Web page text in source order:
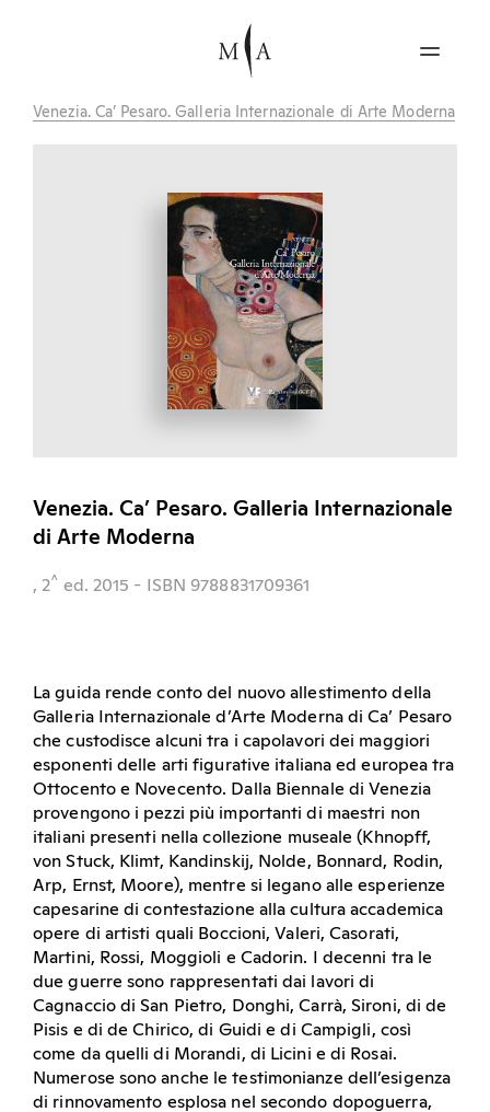
Venezia. Ca’ Pesaro. Galleria Internazionale di Arte Moderna
Venezia. Ca’ Pesaro. Galleria Internazionale
di Arte Moderna
, 2^ ed. 2015 - ISBN 9788831709361
La guida rende conto del nuovo allestimento della
Galleria Internazionale d’Arte Moderna di Ca’ Pesaro
che custodisce alcuni tra i capolavori dei maggiori
esponenti delle arti figurative italiana ed europea tra
Ottocento e Novecento. Dalla Biennale di Venezia
provengono i pezzi più importanti di maestri non
italiani presenti nella collezione museale (Khnopff,
von Stuck, Klimt, Kandinskij, Nolde, Bonnard, Rodin,
Arp, Ernst, Moore), mentre si legano alle esperienze
capesarine di contestazione alla cultura accademica
opere di artisti quali Boccioni, Valeri, Casorati,
Martini, Rossi, Moggioli e Cadorin. I decenni tra le
due guerre sono rappresentati dai lavori di
Cagnaccio di San Pietro, Donghi, Carrà, Sironi, di de
Pisis e di de Chirico, di Guidi e di Campigli, così
come da quelli di Morandi, di Licini e di Rosai.
Numerose sono anche le testimonianze dell’esigenza
di rinnovamento esplosa nel secondo dopoguerra,